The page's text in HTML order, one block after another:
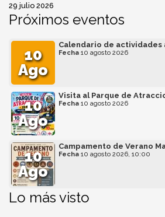
29 julio 2026
Próximos eventos
10
Ago
Calendario de actividades
Fecha 10 agosto 2026
10
Ago
Visita al Parque de
Fecha 10 agosto 2026
10
Ago
Campamento de Verano
Fecha 10 agosto 2026, 10:00
Lo más visto